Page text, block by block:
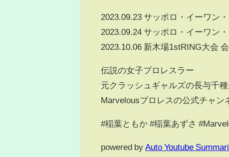
2023.09.23 サッポロ・イーワン
2023.09.24 サッポロ・イーワン
2023.10.06 新木場1stRING大会
伝説の女子プロレスラー
元クラッシュギャルズの長与千
Marvelousプロレスの公式チャン
#稲葉ともか #稲葉あずさ
powered by Auto Youtube